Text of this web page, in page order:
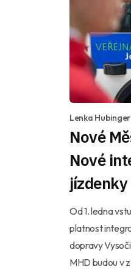
Lenka
Nové
Nové
jízdenky
Od 1. ledna
platnost
dopravy
MHD budou v